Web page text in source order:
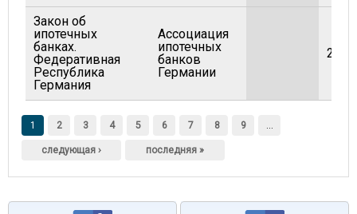
Закон об
ипотечных
банках.
Федеративная
Республика
Германия
Ассоциация
ипотечных
банков
Германии
2002
Страницы
1 2 3 4 5 6 7 8 9 …
следующая › последняя »